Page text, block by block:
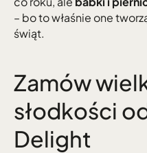
– bo to właśnie one
świąt.
Zamów
słodkości
Delight